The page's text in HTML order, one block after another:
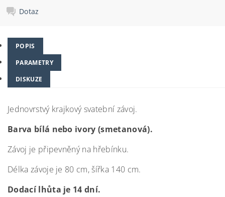
Dotaz
POPIS
PARAMETRY
DISKUZE
Jednovrstvý krajkový svatební závoj.
Barva bílá nebo ivory (smetanová).
Závoj je připevněný na hřebínku.
Délka závoje je 80 cm, šířka 140 cm.
Dodací lhůta je 14 dní.